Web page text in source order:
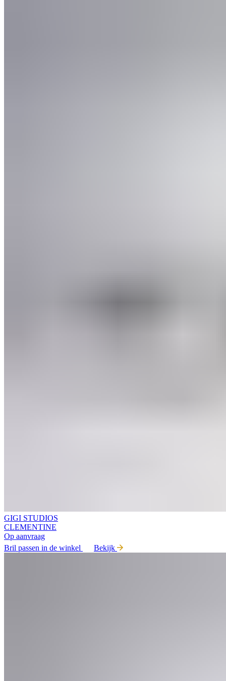
GIGI STUDIOS
CLEMENTINE
Op aanvraag
Bril passen in de winkel
Bekijk